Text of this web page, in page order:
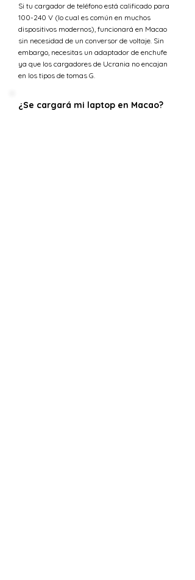
Si tu cargador de teléfono está calificado para
100-240 V (lo cual es común en muchos
dispositivos modernos), funcionará en Macao
sin necesidad de un conversor de voltaje. Sin
embargo, necesitas un adaptador de enchufe
ya que los cargadores de Ucrania no encajan
en los tipos de tomas G.
¿Se cargará mi laptop en Macao?